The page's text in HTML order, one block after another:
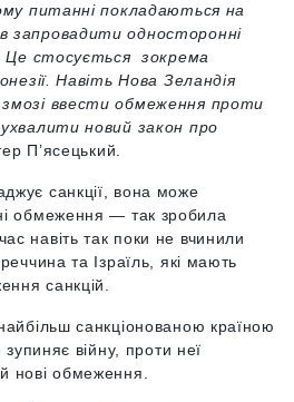
питанні покладаються на
запровадити односторонні
Це стосується зокрема
Навіть Нова Зеландія
ввести обмеження проти
новий закон про
П’ясецький.
санкції, вона може
обмеження — так зробила
навіть так поки не вчинили
та Ізраїль, які мають
санкцій.
санкціонованою країною
зупиняє війну, проти неї
нові обмеження.